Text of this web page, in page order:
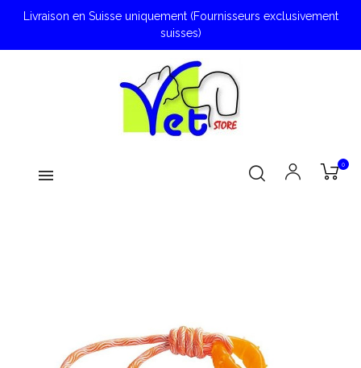
Livraison en Suisse uniquement (Fournisseurs exclusivement
suisses)
0